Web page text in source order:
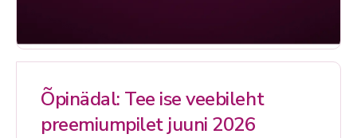
Õpinädal: Tee ise veebileht
preemiumpilet juuni 2026